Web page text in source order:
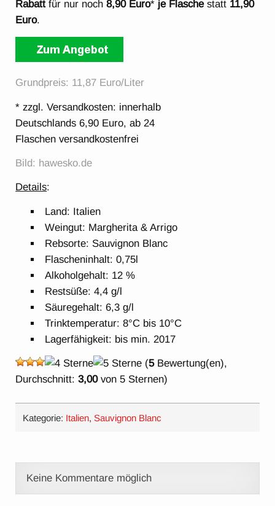
Rabattfür nur noch8,90 Euro* je Flaschestatt 11,90
Euro.
Grundpreis: 11,87 Euro/Liter
* zzgl. Versandkosten: innerhalb
Deutschlands 6,90 Euro, ab 24
Flaschen versandkostenfrei
Bild: hawesko.de
Details:
Land: Italien
Weingut: Margherita & Arrigo
Rebsorte: Sauvignon Blanc
Flascheninhalt: 0,75l
Alkoholgehalt: 12 %
Restsüße: 4,4 g/l
Säuregehalt: 6,3 g/l
Trinktemperatur: 8°C bis 10°C
Lagerfähigkeit: bis min. 2017
(5Bewertung(en),
Durchschnitt:3,00von 5 Sternen)
Kategorie: Italien,Sauvignon Blanc
Keine Kommentare möglich